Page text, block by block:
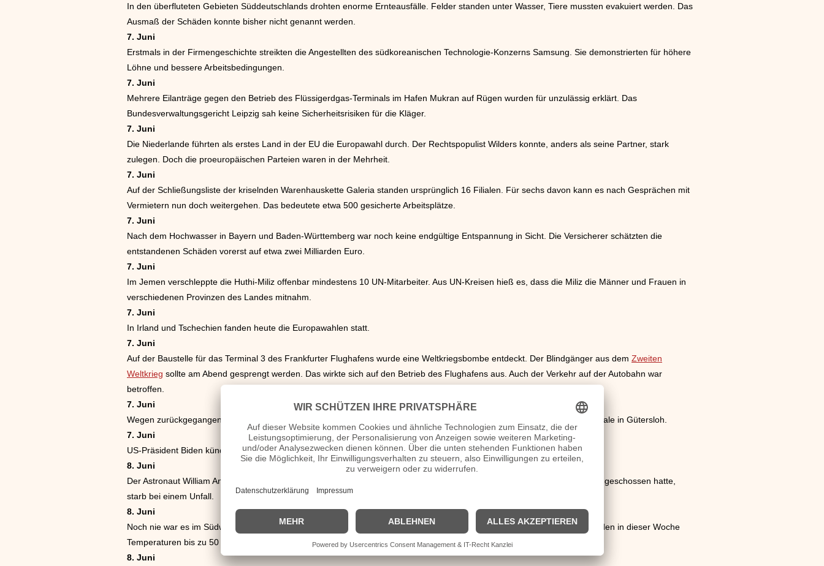
In den überfluteten Gebieten Süddeutschlands drohten enorme Ernteausfälle. Felder standen unter Wasser, Tiere mussten evakuiert werden. Das
Ausmaß der Schäden konnte bisher nicht genannt werden.
7. Juni
Erstmals in der Firmengeschichte streikten die Angestellten des südkoreanischen Technologie-Konzerns Samsung. Sie demonstrierten für höhere
Löhne und bessere Arbeitsbedingungen.
7. Juni
Mehrere Eilanträge gegen den Betrieb des Flüssigerdgas-Terminals im Hafen Mukran auf Rügen wurden für unzulässig erklärt. Das
Bundesverwaltungsgericht Leipzig sah keine Sicherheitsrisiken für die Kläger.
7. Juni
Die Niederlande führten als erstes Land in der EU die Europawahl durch. Der Rechtspopulist Wilders konnte, anders als seine Partner, stark
zulegen. Doch die proeuropäischen Parteien waren in der Mehrheit.
7. Juni
Auf der Schließungsliste der kriselnden Warenhauskette Galeria standen ursprünglich 16 Filialen. Für sechs davon kann es nach Gesprächen mit
Vermietern nun doch weitergehen. Das bedeutete etwa 500 gesicherte Arbeitsplätze.
7. Juni
Nach dem Hochwasser in Bayern und Baden-Württemberg war noch keine endgültige Entspannung in Sicht. Die Versicherer schätzten die
entstandenen Schäden vorerst auf etwa zwei Milliarden Euro.
7. Juni
Im Jemen verschleppte die Huthi-Miliz offenbar mindestens 10 UN-Mitarbeiter. Aus UN-Kreisen hieß es, dass die Miliz die Männer und Frauen in
verschiedenen Provinzen des Landes mitnahm.
7. Juni
In Irland und Tschechien fanden heute die Europawahlen statt.
7. Juni
Auf der Baustelle für das Terminal 3 des Frankfurter Flughafens wurde eine Weltkriegsbombe entdeckt. Der Blindgänger aus dem Zweiten
Weltkrieg sollte am Abend gesprengt werden. Das wirkte sich auf den Betrieb des Flughafens aus. Auch der Verkehr auf der Autobahn war
betroffen.
7. Juni
Wegen zurückgegangener Nachfrage wollte Miele in Deutschland 1 300 Stellen abbauen. Betroffen war vor allem die Zentrale in Gütersloh.
7. Juni
US-Präsident Biden kündigte ein Hilfspaket von 225 Millionen Dollar für die Ukraine an.
8. Juni
Der Astronaut William Anders, der 1968 auf dem Apollo 8-Flug das Bild „Earthrise“, eines der berühmtesten Fotos der Erde geschossen hatte,
starb bei einem Unfall.
8. Juni
Noch nie war es im Südwesten der USA so früh im Jahr schon so heiß. Im sogenannten Todestal in der Mojave Wüste wurden in dieser Woche
Temperaturen bis zu 50 Grad gemessen. Auch Waldbrände wurden gemeldet.
8. Juni